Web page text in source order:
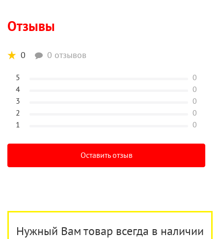
Отзывы
0 0 отзывов
5
0
4
0
3
0
2
0
1
0
Оставить отзыв
Нужный Вам товар всегда в наличии